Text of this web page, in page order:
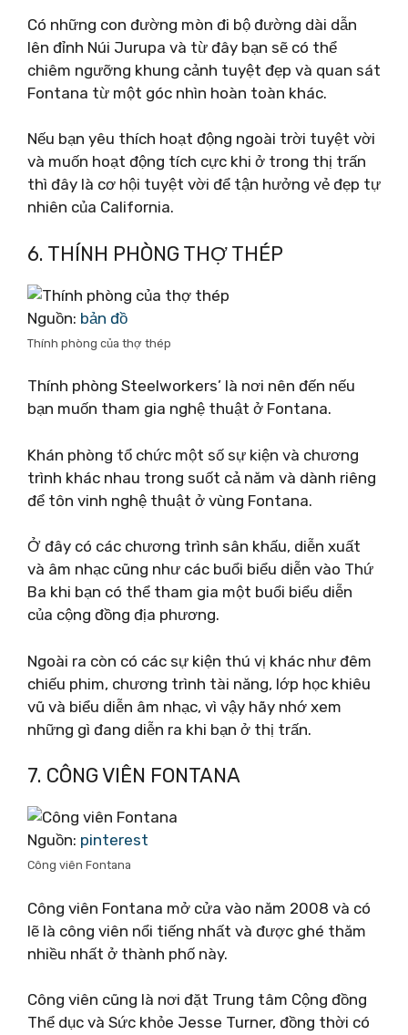
Có những con đường mòn đi bộ đường dài dẫn
lên đỉnh Núi Jurupa và từ đây bạn sẽ có thể
chiêm ngưỡng khung cảnh tuyệt đẹp và quan sát
Fontana từ một góc nhìn hoàn toàn khác.
Nếu bạn yêu thích hoạt động ngoài trời tuyệt vời
và muốn hoạt động tích cực khi ở trong thị trấn
thì đây là cơ hội tuyệt vời để tận hưởng vẻ đẹp tự
nhiên của California.
6. THÍNH PHÒNG THỢ THÉP
Nguồn: bản đồ
Thính phòng của thợ thép
Thính phòng Steelworkers’ là nơi nên đến nếu
bạn muốn tham gia nghệ thuật ở Fontana.
Khán phòng tổ chức một số sự kiện và chương
trình khác nhau trong suốt cả năm và dành riêng
để tôn vinh nghệ thuật ở vùng Fontana.
Ở đây có các chương trình sân khấu, diễn xuất
và âm nhạc cũng như các buổi biểu diễn vào Thứ
Ba khi bạn có thể tham gia một buổi biểu diễn
của cộng đồng địa phương.
Ngoài ra còn có các sự kiện thú vị khác như đêm
chiếu phim, chương trình tài năng, lớp học khiêu
vũ và biểu diễn âm nhạc, vì vậy hãy nhớ xem
những gì đang diễn ra khi bạn ở thị trấn.
7. CÔNG VIÊN FONTANA
Nguồn: pinterest
Công viên Fontana
Công viên Fontana mở cửa vào năm 2008 và có
lẽ là công viên nổi tiếng nhất và được ghé thăm
nhiều nhất ở thành phố này.
Công viên cũng là nơi đặt Trung tâm Cộng đồng
Thể dục và Sức khỏe Jesse Turner, đồng thời có